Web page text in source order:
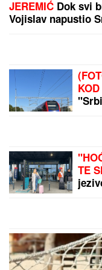
JEREMIĆDok svi
Vojislav napustio
podrška: "Brak
Vila
krst
KOD